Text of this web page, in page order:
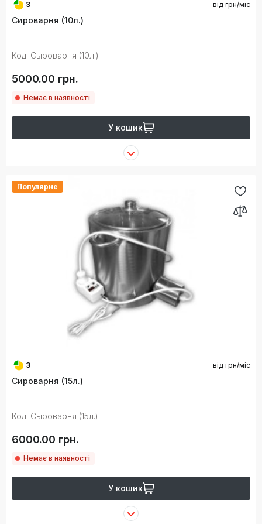
3 від грн/міс
Сироварня (10л.)
Код: Сыроварня (10л.)
5000.00 грн.
Немає в наявності
У кошик
Популярне
3 від грн/міс
Сироварня (15л.)
Код: Сыроварня (15л.)
6000.00 грн.
Немає в наявності
У кошик